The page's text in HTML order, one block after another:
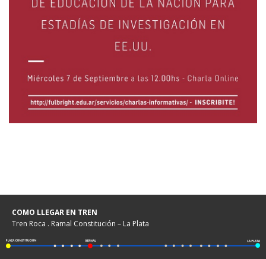
COMO LLEGAR EN TREN
Tren Roca . Ramal Constitución – La Plata